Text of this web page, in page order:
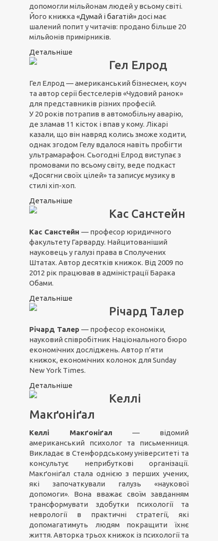
допомогли мільйонам людей у всьому світі.
Його книжка «Думай і багатій» досі має
шалений попит у читачів: продано більше 20
мільйонів примірників.
Детальніше
Гел Елрод
Гел Елрод — американський бізнесмен, коуч
та автор серії бестселерів «Чудовий ранок»
для представників різних професій.
У 20 років потрапив в автомобільну аварію,
де зламав 11 кісток і впав у кому. Лікарі
казали, що він навряд колись зможе ходити,
однак згодом Гелу вдалося навіть пробігти
ультрамарафон. Сьогодні Елрод виступає з
промовами по всьому світу, веде подкаст
«Досягни своїх цілей» та записує музику в
стилі хіп-хоп.
Детальніше
Кас Санстейн
Кас Санстейн — професор юридичного
факультету Гарварду. Найцитованіший
науковець у галузі права в Сполучених
Штатах. Автор десятків книжок. Від 2009 по
2012 рік працював в адміністрації Барака
Обами.
Детальніше
Річард Талер
Річард Талер — професор економіки,
науковий співробітник Національного бюро
економічних досліджень. Автор п’яти
книжок, економічних колонок для Sunday
New York Times.
Детальніше
Келлі
Макґоніґал
Келлі Макґоніґал — відомий
американський психолог та письменниця.
Викладає в Стенфордському університеті та
консультує неприбуткові організації.
Макґоніґал стала однією з перших учених,
які започаткували галузь «наукової
допомоги». Вона вважає своїм завданням
трансформувати здобутки психології та
неврології в практичні стратегії, які
допомагатимуть людям покращити їхнє
життя. Авторка трьох книжок із психології та